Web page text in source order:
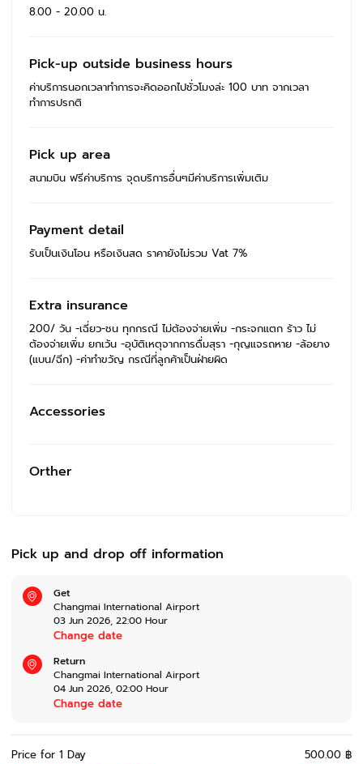
8.00 - 20.00 น.
Pick-up outside business hours
ค่าบริการนอกเวลาทำการจะคิดออกไปชั่วโมงล่ะ 100 บาท จากเวลา
ทำการปรกติ
Pick up area
สนามบิน ฟรีค่าบริการ จุดบริการอื่นๆมีค่าบริการเพิ่มเติม
Payment detail
รับเป็นเงินโอน หรือเงินสด ราคายังไม่รวม Vat 7%
Extra insurance
200/ วัน -เฉี่ยว-ชน ทุกกรณี ไม่ต้องจ่ายเพิ่ม -กระจกแตก ร้าว ไม่
ต้องจ่ายเพิ่ม ยกเว้น -อุบัติเหตุจากการดื่มสุรา -กุญแจรถหาย -ล้อยาง
(แบน/ฉีก) -ค่าทำขวัญ กรณีที่ลูกค้าเป็นฝ่ายผิด
Accessories
Orther
Pick up and drop off information
Get
Changmai International Airport
03 Jun 2026, 22:00 Hour
Change date
Return
Changmai International Airport
04 Jun 2026, 02:00 Hour
Change date
Price for 1 Day
500.00 ฿